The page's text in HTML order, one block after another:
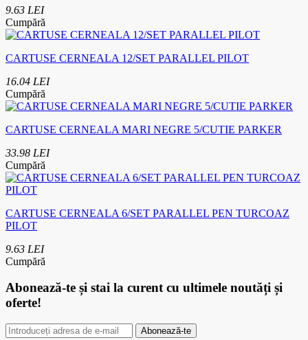
9.63 LEI
Cumpără
CARTUSE CERNEALA 12/SET PARALLEL PILOT
16.04 LEI
Cumpără
CARTUSE CERNEALA MARI NEGRE 5/CUTIE PARKER
33.98 LEI
Cumpără
CARTUSE CERNEALA 6/SET PARALLEL PEN TURCOAZ
PILOT
9.63 LEI
Cumpără
Abonează-te și stai la curent cu ultimele noutăți și
oferte!
Abonează-te